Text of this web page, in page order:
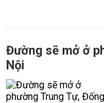
Đường sẽ mở ở
Nội